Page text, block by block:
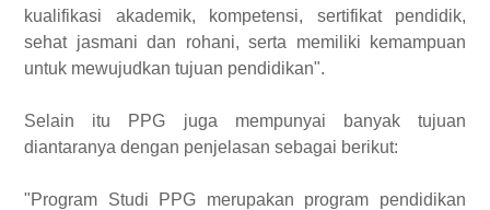
kualifikasi akademik, kompetensi, sertifikat pendidik,
sehat jasmani dan rohani, serta memiliki kemampuan
untuk mewujudkan tujuan pendidikan".
Selain itu PPG juga mempunyai banyak tujuan
diantaranya dengan penjelasan sebagai berikut:
"Program Studi PPG merupakan program pendidikan